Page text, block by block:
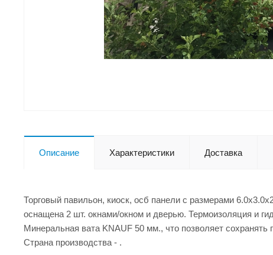
Описание Характеристики Доставка
Торговый павильон, киоск, осб панели с размерами
оснащена 2 шт. окнами/окном и дверью. Термоизоляция и
Минеральная вата KNAUF 50 мм., что позволяет
Страна производства - .